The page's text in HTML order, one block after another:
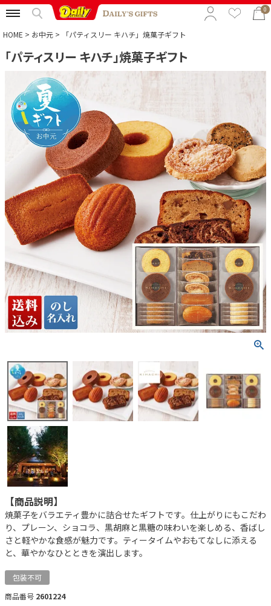
0
特集から選ぶ
予算から選ぶ
カテゴリから選ぶ
贈る相手から選ぶ
HOME お中元 「パティスリー キハチ」焼菓子ギフト
「パティスリー キハチ」焼菓子ギフト
【商品説明】
焼菓子をバラエティ豊かに詰合せたギフトです。仕上がりにもこだわ
り、プレーン、ショコラ、黒胡麻と黒糖の味わいを楽しめる、香ばし
さと軽やかな食感が魅力です。ティータイムやおもてなしに添える
と、華やかなひとときを演出します。
包装不可
商品番号 2601224